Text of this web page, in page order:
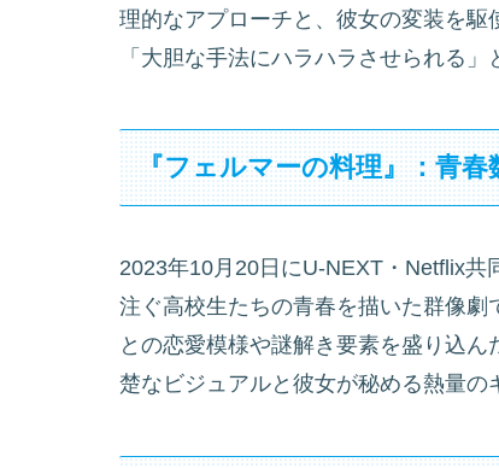
理的なアプローチと、彼女の変装を
「大胆な手法にハラハラさせられる
『フェルマーの料理』：青春
2023年10月20日にU-NEXT・Netflix
注ぐ高校生たちの青春を描いた群像
との恋愛模様や謎解き要素を盛り込
楚なビジュアルと彼女が秘める熱量の